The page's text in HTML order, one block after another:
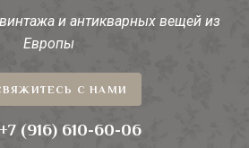
и антикварных вещей из
Европы
С НАМИ
+7 (916) 610-60-06